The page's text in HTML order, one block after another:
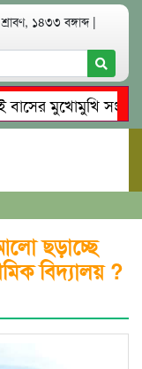
১৪৩৩ বঙ্গাব্দ |
মুখোমুখি সং’ঘ’র্ষে
রিমালকে
ছড়াচ্ছে
বিদ্যালয় ?